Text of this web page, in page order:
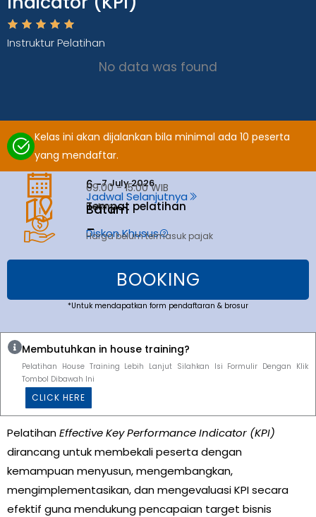
Instruktur Pelatihan
No data was found
Kelas ini akan dijalankan bila minimal ada 10 peserta
yang mendaftar.
6 -7 July 2026
09.00 - 15.00 WIB
Jadwal Selanjutnya
Tempat pelatihan
Batam
Batam
Diskon Khusus
Harga belum termasuk pajak
BOOKING
*Untuk mendapatkan form pendaftaran & brosur
Membutuhkan in house training?
Pelatihan House Training Lebih Lanjut Silahkan Isi Formulir Dengan Klik
Tombol Dibawah Ini
CLICK HERE
PelatihanEffective Key Performance Indicator (KPI)
dirancang untuk membekali peserta dengan
kemampuan menyusun, mengembangkan,
mengimplementasikan, dan mengevaluasi KPI secara
efektif guna mendukung pencapaian target bisnis